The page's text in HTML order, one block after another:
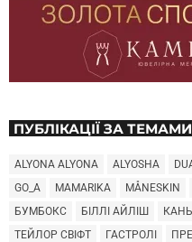
ПУБЛІКАЦІЇ ЗА ТЕМАМИ
ALYONA ALYONA ALYOSHA
GO_A
MAMARIKA MÅNESKIN
БУМБОКС
БІЛЛІ АЙЛІШ
ТЕЙЛОР СВІФТ
ГАСТРОЛІ